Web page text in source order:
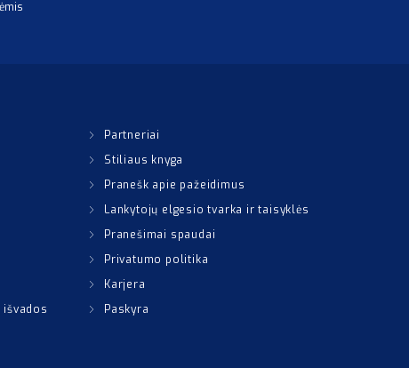
Partneriai
Stiliaus knyga
Pranešk apie pažeidimus
Lankytojų elgesio tvarka ir taisyklės
Pranešimai spaudai
Privatumo politika
Karjera
Paskyra